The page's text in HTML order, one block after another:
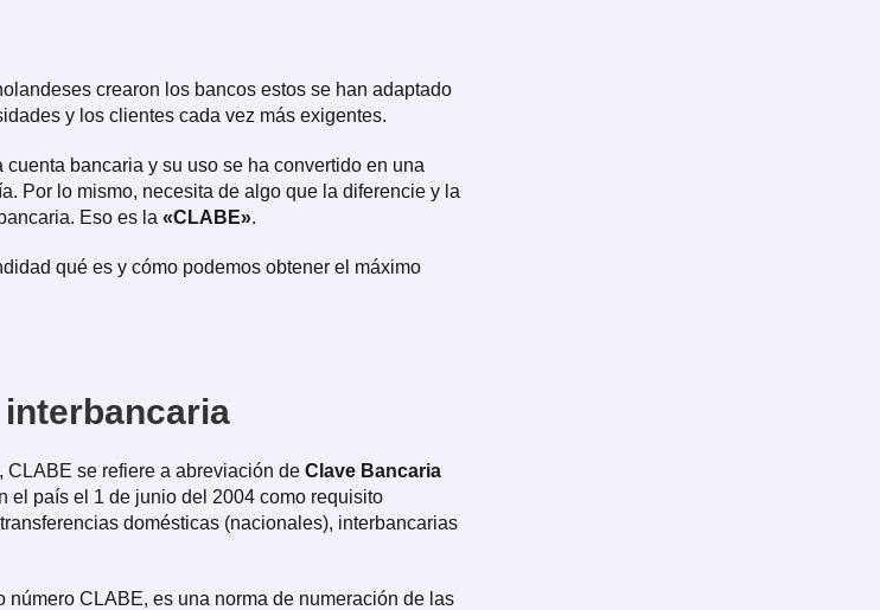
crearon los bancos estos se han adaptado
y los clientes cada vez más exigentes.
bancaria y su uso se ha convertido en una
Por lo mismo, necesita de algo que la diferencie y la
Eso es la «CLABE».
qué es y cómo podemos obtener el máximo
interbancaria
se refiere a abreviación de Clave Bancaria
el país el 1 de junio del 2004 como requisito
domésticas (nacionales), interbancarias
número CLABE, es una norma de numeración de las